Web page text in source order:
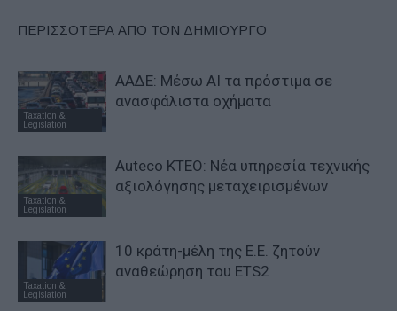
ΠΕΡΙΣΣΟΤΕΡΑ ΑΠΟ ΤΟΝ ΔΗΜΙΟΥΡΓΟ
Taxation &
Legislation
ΑΑΔΕ: Μέσω ΑΙ τα πρόστιμα σε
ανασφάλιστα οχήματα
Taxation &
Legislation
Auteco KTEO: Νέα υπηρεσία τεχνικής
αξιολόγησης μεταχειρισμένων
Taxation &
Legislation
10 κράτη-μέλη της Ε.Ε. ζητούν
αναθεώρηση του ETS2